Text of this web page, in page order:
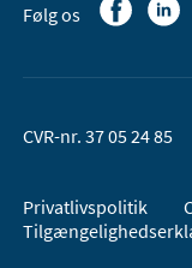
Følg os
CVR-nr. 37 05 24 85
Privatlivspolitik